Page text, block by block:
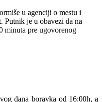
u agenciji o mestu i
Putnik je u obavezi da na
minuta pre ugovorenog
dana boravka od 16:00h, a